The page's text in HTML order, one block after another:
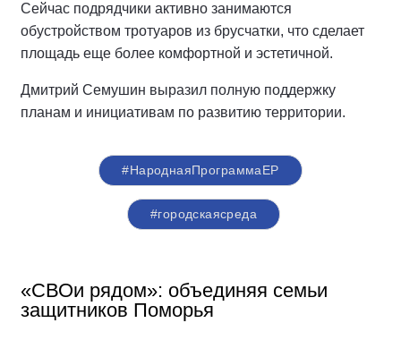
Сейчас подрядчики активно занимаются
обустройством тротуаров из брусчатки, что сделает
площадь еще более комфортной и эстетичной.
Дмитрий Семушин выразил полную поддержку
планам и инициативам по развитию территории.
#НароднаяПрограммаЕР
#городскаясреда
«СВОи рядом»: объединяя семьи
защитников Поморья